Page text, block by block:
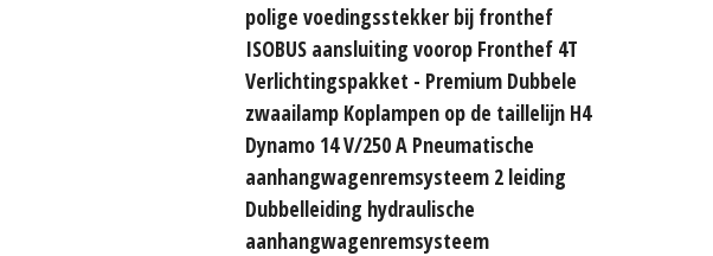
polige voedingsstekker bij fronthef
ISOBUS aansluiting voorop Fronthef 4T
Verlichtingspakket - Premium Dubbele
zwaailamp Koplampen op de taillelijn H4
Dynamo 14 V/250 A Pneumatische
aanhangwagenremsysteem 2 leiding
Dubbelleiding hydraulische
aanhangwagenremsysteem